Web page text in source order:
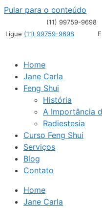
Pular para o conteúdo
(11) 99759-9698
Ligue (11) 99759-9698
Home
Jane Carla
Feng Shui
História
A Importância
Radiestesia
Curso Feng Shui
Serviços
Blog
Contato
Home
Jane Carla